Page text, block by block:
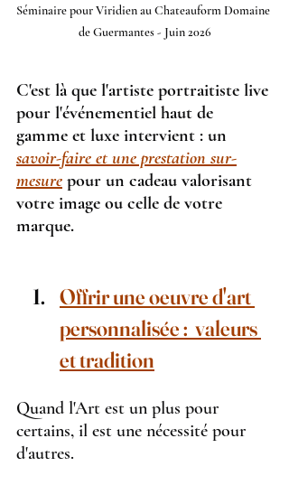
Séminaire pour Viridien au Chateauform Domaine
de Guermantes - Juin 2026
C'est là que l'artiste portraitiste live
pour l'événementiel haut de
gamme et luxe intervient : un
savoir-faire et une prestation sur-
mesure pour un cadeau valorisant
votre image ou celle de votre
marque.
Offrir une oeuvre d'art
personnalisée :  valeurs
et tradition
Quand l'Art est un plus pour
certains, il est une nécessité pour
d'autres.